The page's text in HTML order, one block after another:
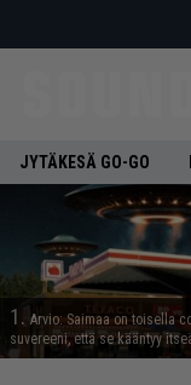
JYTÄKESÄ GO-GO
1. Arvio: Saimaa on toisella
suvereeni, että se kääntyy